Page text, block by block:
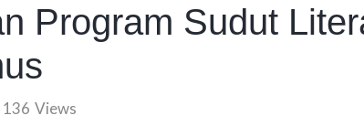
Program Sudut
136 Views